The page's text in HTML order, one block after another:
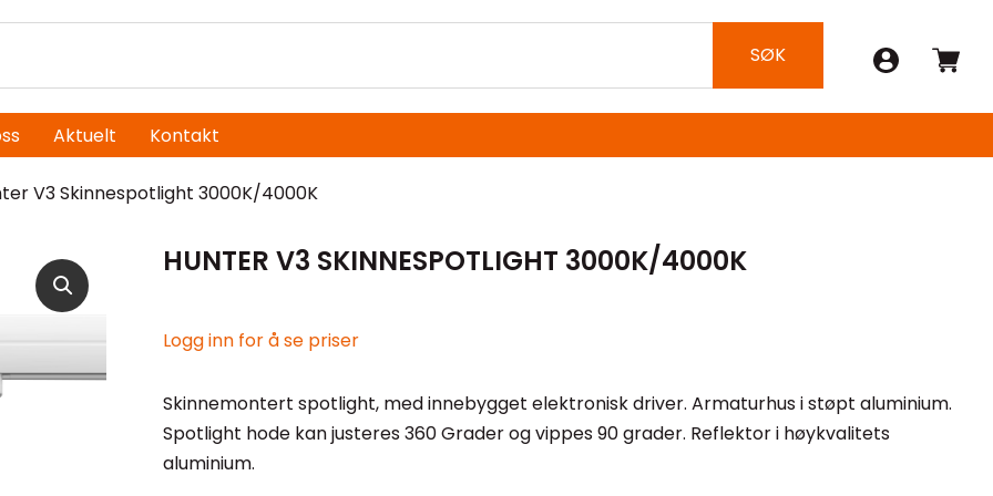
SØK
Aktuelt Kontakt
V3 Skinnespotlight 3000K/4000K
HUNTER V3 SKINNESPOTLIGHT 3000K/4000K
Logg inn for å se priser
Skinnemontert spotlight, med innebygget elektronisk driver. Armaturhus i støpt aluminium.
Spotlight hode kan justeres 360 Grader og vippes 90 grader. Reflektor i høykvalitets
aluminium.